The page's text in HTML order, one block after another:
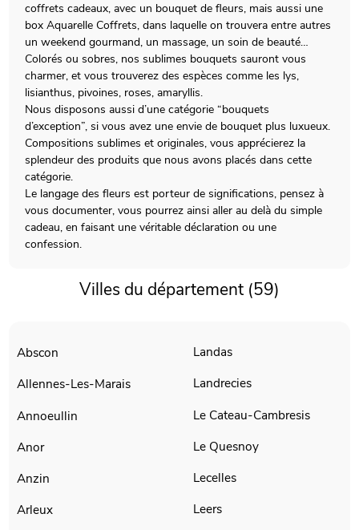
coffrets cadeaux, avec un bouquet de fleurs, mais aussi une
box Aquarelle Coffrets, dans laquelle on trouvera entre autres
un weekend gourmand, un massage, un soin de beauté…
Colorés ou sobres, nos sublimes bouquets sauront vous
charmer, et vous trouverez des espèces comme les lys,
lisianthus, pivoines, roses, amaryllis.
Nous disposons aussi d’une catégorie “bouquets
d’exception”, si vous avez une envie de bouquet plus luxueux.
Compositions sublimes et originales, vous apprécierez la
splendeur des produits que nous avons placés dans cette
catégorie.
Le langage des fleurs est porteur de significations, pensez à
vous documenter, vous pourrez ainsi aller au delà du simple
cadeau, en faisant une véritable déclaration ou une
confession.
Villes du département (59)
Abscon
Allennes-Les-Marais
Annoeullin
Anor
Anzin
Arleux
Landas
Landrecies
Le Cateau-Cambresis
Le Quesnoy
Lecelles
Leers